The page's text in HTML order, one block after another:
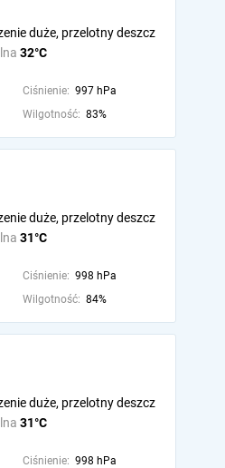
32°C
duże, przelotny deszcz
Ciśnienie: 997 hPa
Wilgotność: 83%
31°C
duże, przelotny deszcz
Ciśnienie: 998 hPa
Wilgotność: 84%
31°C
duże, przelotny deszcz
Ciśnienie: 998 hPa